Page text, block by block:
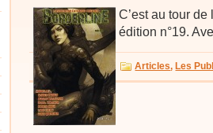
C’est au tour
édition n°19.
Articles, Les